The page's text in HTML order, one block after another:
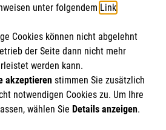
und Caritas eG
uns
18 (Haus 46)
e.V. ist als eingetragene
unter folgendem Link.
Cookies können nicht abgelehnt
der Seite dann nicht mehr
werden kann.
akzeptierenstimmen Sie zusätzlich
notwendigen Cookies zu. Um Ihre
wählen Sie Details anzeigen.